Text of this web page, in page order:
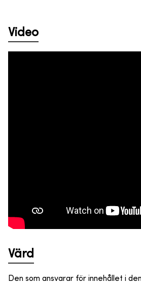
Video
Värd
Den som ansvarar för innehållet i